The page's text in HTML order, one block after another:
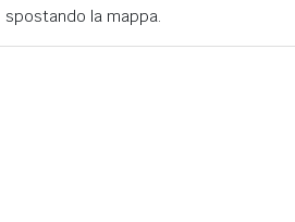
spostando la mappa.